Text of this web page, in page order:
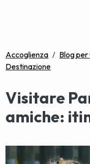
Accoglienza / Blog
Destinazione
Visitare
amiche: